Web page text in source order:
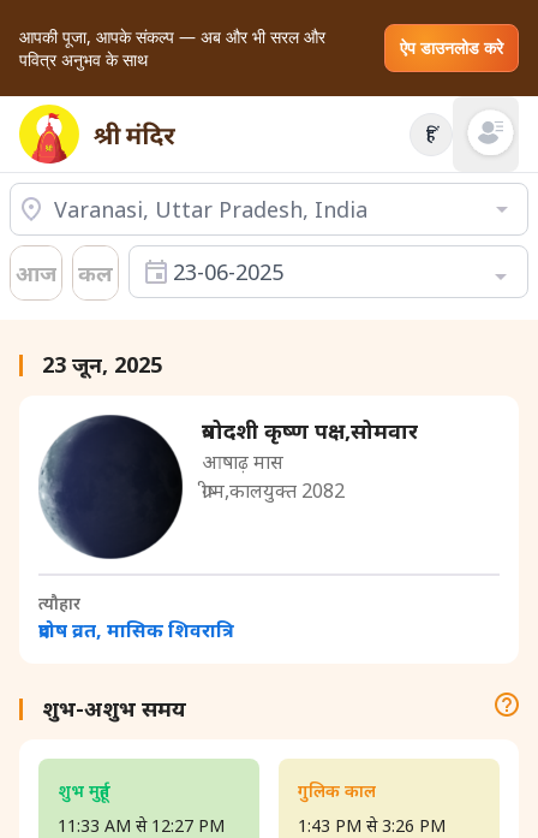
आपकी पूजा, आपके संकल्प — अब और भी सरल और
पवित्र अनुभव के साथ
ऐप डाउनलोड करे
हिं Open
आज कल 23-06-2025
23 जून, 2025
त्रयोदशी कृष्ण पक्ष,सोमवार
आषाढ़ मास
ग्रीष्म,कालयुक्त 2082
त्यौहार
प्रदोष व्रत, मासिक शिवरात्रि
शुभ-अशुभ समय
शुभ मुहूर्त
11:33 AM से 12:27 PM
गुलिक काल
1:43 PM से 3:26 PM